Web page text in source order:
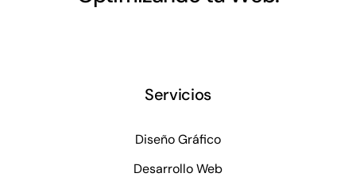
Servicios
Diseño Gráfico
Desarrollo Web